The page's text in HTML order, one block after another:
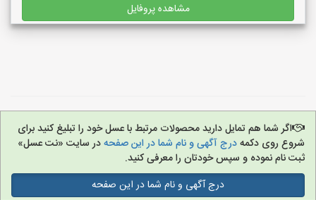
مشاهده پروفایل
اگر شما هم تمایل دارید محصولات مرتبط با عسل خود را تبلیغ کنید برای
شروع روی دکمهدرج آگهی و نام شما در این صفحهدر سایت «نت عسل»
ثبت نام نموده و سپس خودتان را معرفی کنید.
درج آگهی و نام شما در این صفحه